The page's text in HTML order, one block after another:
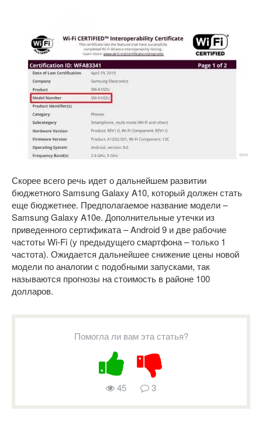
Скорее всего речь идет о дальнейшем развитии
бюджетного Samsung Galaxy A10, который должен стать
еще бюджетнее. Предполагаемое название модели –
Samsung Galaxy A10e. Дополнительные утечки из
приведенного сертификата – Android 9 и две рабочие
частоты Wi-Fi (у предыдущего смартфона – только 1
частота). Ожидается дальнейшее снижение цены новой
модели по аналогии с подобными запусками, так
называются прогнозы на стоимость в районе 100
долларов.
Помогла ли вам эта статья?
45 3